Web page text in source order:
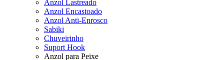
Anzol Lastreado
Anzol Encastoado
Anzol Anti-Enrosco
Sabiki
Chuveirinho
Suport Hook
Anzol para Peixe